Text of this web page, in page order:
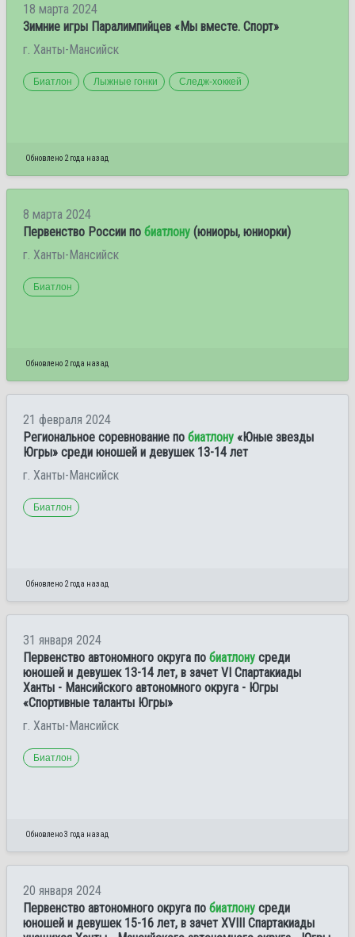
18 марта 2024
Зимние игры Паралимпийцев «Мы вместе. Спорт»
г. Ханты-Мансийск
Биатлон Лыжные гонки Следж-хоккей
Обновлено 2 года назад
8 марта 2024
Первенство России по биатлону (юниоры, юниорки)
г. Ханты-Мансийск
Биатлон
Обновлено 2 года назад
21 февраля 2024
Региональное соревнование по биатлону «Юные звезды
Югры» среди юношей и девушек 13-14 лет
г. Ханты-Мансийск
Биатлон
Обновлено 2 года назад
31 января 2024
Первенство автономного округа по биатлону среди
юношей и девушек 13-14 лет, в зачет VI Спартакиады
Ханты - Мансийского автономного округа - Югры
«Спортивные таланты Югры»
г. Ханты-Мансийск
Биатлон
Обновлено 3 года назад
20 января 2024
Первенство автономного округа по биатлону среди
юношей и девушек 15-16 лет, в зачет XVIII Спартакиады